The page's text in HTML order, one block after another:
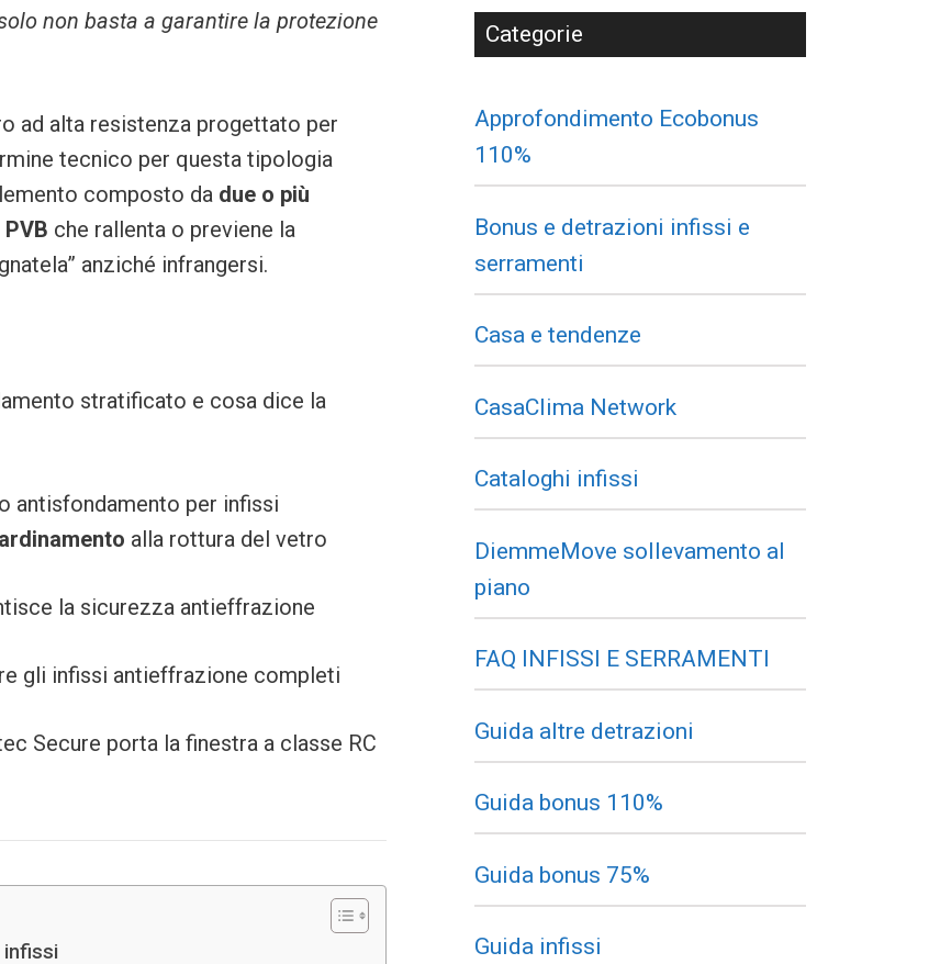
non basta a garantire la protezione
ad alta resistenza progettato per
tecnico per questa tipologia
composto da due o più
che rallenta o previene la
anziché infrangersi.
stratificato e cosa dice la
antisfondamento per infissi
alla rottura del vetro
la sicurezza antieffrazione
gli infissi antieffrazione completi
Secure porta la finestra a classe RC
infissi
Categorie
Approfondimento Ecobonus
110%
Bonus e detrazioni infissi e
serramenti
Casa e tendenze
CasaClima Network
Cataloghi infissi
DiemmeMove sollevamento al
piano
FAQ INFISSI E SERRAMENTI
Guida altre detrazioni
Guida bonus 110%
Guida bonus 75%
Guida infissi